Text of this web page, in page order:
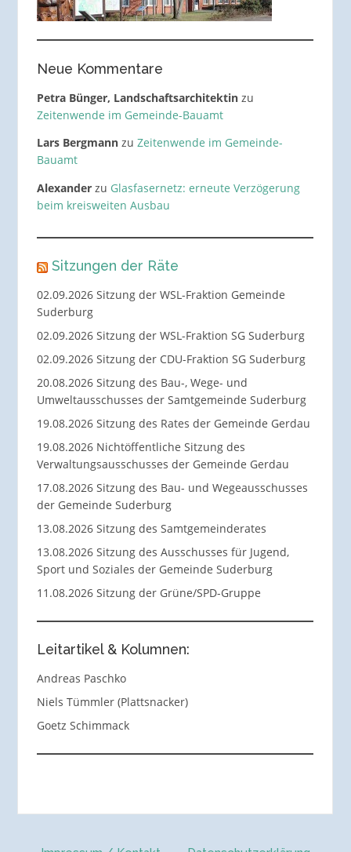
Neue Kommentare
Petra Bünger, Landschaftsarchitektinzu
Zeitenwende im Gemeinde-Bauamt
Lars Bergmannzu Zeitenwende im Gemeinde-
Bauamt
Alexanderzu Glasfasernetz: erneute Verzögerung
beim kreisweiten Ausbau
Sitzungen der Räte
02.09.2026 Sitzung der WSL-Fraktion Gemeinde
Suderburg
02.09.2026 Sitzung der WSL-Fraktion SG Suderburg
02.09.2026 Sitzung der CDU-Fraktion SG Suderburg
20.08.2026 Sitzung des Bau-, Wege- und
Umweltausschusses der Samtgemeinde Suderburg
19.08.2026 Sitzung des Rates der Gemeinde Gerdau
19.08.2026 Nichtöffentliche Sitzung des
Verwaltungsausschusses der Gemeinde Gerdau
17.08.2026 Sitzung des Bau- und Wegeausschusses
der Gemeinde Suderburg
13.08.2026 Sitzung des Samtgemeinderates
13.08.2026 Sitzung des Ausschusses für Jugend,
Sport und Soziales der Gemeinde Suderburg
11.08.2026 Sitzung der Grüne/SPD-Gruppe
Leitartikel & Kolumnen:
Andreas Paschko
Niels Tümmler (Plattsnacker)
Goetz Schimmack